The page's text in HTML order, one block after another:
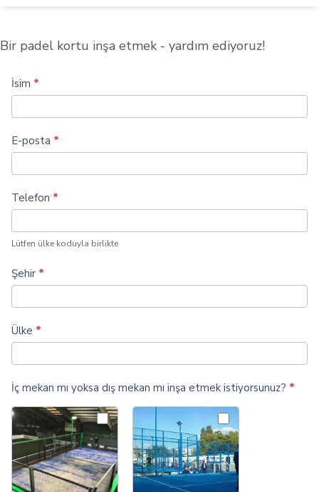
Bir padel kortu inşa etmek - yardım ediyoruz!
Daha
fazla
padel
edin
İsim *
E-posta *
Telefon *
Lütfen ülke koduyla birlikte
Şehir *
Ülke *
İç mekan mı yoksa dış mekan mı inşa etmek istiyorsunuz? *